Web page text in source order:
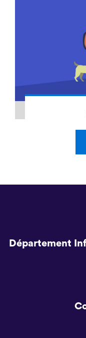
Département